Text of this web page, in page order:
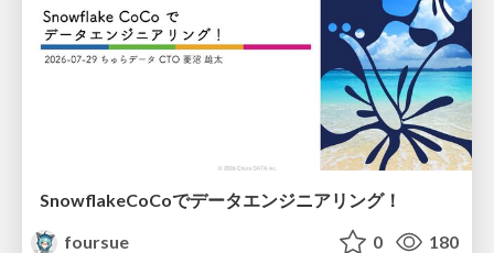
SnowflakeCoCoでデータエンジニアリング！
foursue
0 180